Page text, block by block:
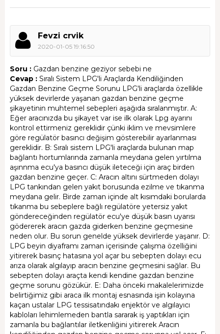
Fevzi crvik
2020-01-05 19:16:50
Soru : Gazdan benzine geziyor sebebi ne
Cevap : Sıralı Sistem LPG'li Araçlarda Kendiliğinden
Gazdan Benzine Geçme Sorunu LPG'li araçlarda özellikle
yüksek devirlerde yaşanan gazdan benzine geçme
şikayetinin muhtemel sebepleri aşağıda sıralanmıştır. A:
Eğer aracınızda bu şikayet var ise ilk olarak Lpg ayarını
kontrol ettirmeniz gereklidir çünki iklim ve mevsimlere
göre regülatör basıncı değişim gösterebilir ayarlanması
gereklidir. B: Sıralı sistem LPG'li araçlarda bulunan map
bağlantı hortumlarında zamanla meydana gelen yırtılma
aşınnma ecu'ya basıncı düşük ileteceği için araç birden
gazdan benzine geçer. C: Aracın altını sürtmeden dolayı
LPG tankından gelen yakıt borusunda ezilme ve tıkanma
meydana gelir. Birde zaman içinde alt kısımdaki borularda
tıkanma bu sebeplere bağlı regülatöre yetersiz yakıt
göndereceğinden regülatör ecu'ye düşük basın uyarısı
gödererek aracın gazda giderken benzine geçmesine
neden olur. Bu sorun genelde yüksek devirlerde yaşanır. D:
LPG beyin diyaframı zaman içerisinde çalışma özelliğini
yitirerek basınç hatasına yol açar bu sebepten dolayı ecu
arıza olarak algılayıp aracın benzine geçmesini sağlar. Bu
sebepten dolayı araçta kendi kendine gazdan benzine
geçme sorunu gözükür. E: Daha önceki makalelerimizde
belirtiğimiz gibi araca ilk montaj esnasında işin kolayına
kaçan ustalar LPG tessisatındakı enjektör ve algılayıcı
kabloları lehimlemeden bantla sararak iş yaptıkları için
zamanla bu bağlantılar iletkenliğini yitirerek Aracın